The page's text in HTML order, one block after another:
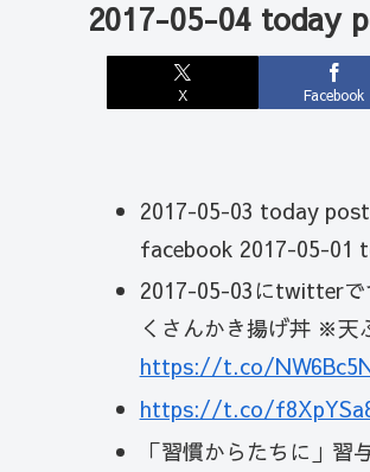
2017-05-04 today
X Facebook
2017-05-03 today
facebook 2017-05-01
2017-05-03にtwitterで
くさんかき揚げ丼 ※
https://t.co/
https://t.co/
「習慣からたちに」